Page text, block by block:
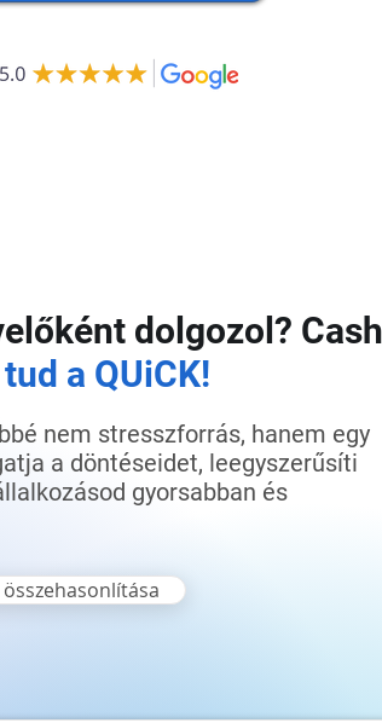
dolgozol?
a QUiCK!
nem stresszforrás, hanem egy
a döntéseidet, leegyszerűsíti
gyorsabban és